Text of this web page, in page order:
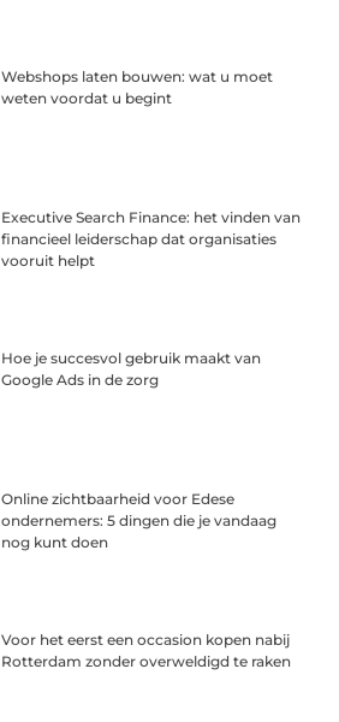
Webshops laten bouwen: wat u moet
weten voordat u begint
Executive Search Finance: het vinden van
financieel leiderschap dat organisaties
vooruit helpt
Hoe je succesvol gebruik maakt van
Google Ads in de zorg
Online zichtbaarheid voor Edese
ondernemers: 5 dingen die je vandaag
nog kunt doen
Voor het eerst een occasion kopen nabij
Rotterdam zonder overweldigd te raken